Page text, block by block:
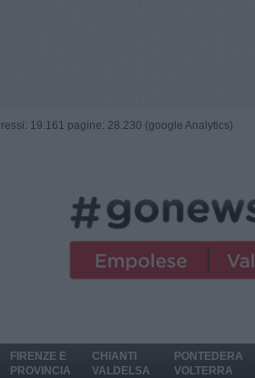
19.161 pagine: 28.230 (google Analytics)
FIRENZE E
PROVINCIA
CHIANTI
VALDELSA
PONTEDERA
VOLTERRA